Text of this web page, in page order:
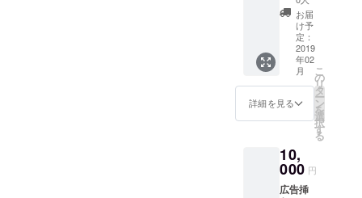
IMAGE)
http://d
esign-
ec.com
リン)、
7号(ア
クア＆
ジョン
キル)、
8号(ア
クアマ
リン)、
パー
ズ)、10
号(シル
バー)の
属が製
作した
金型・
工具用
の合金
鋼)を加
工して
作った
ミニ
チュア
です。
YXR7の
成分表
は 炭素
お届
け予
定：
2019
年02
月
詳細を見る
こ
の
リ
タ
ー
ン
を
選
択
す
る
10,
000 円
広告挿